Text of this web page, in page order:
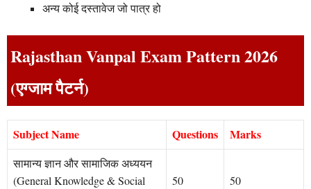
अन्य कोई दस्तावेज जो पात्र हो
Rajasthan Vanpal Exam Pattern 2026
(एग्जाम पैटर्न)
Subject Name Questions Marks
सामान्य ज्ञान और सामाजिक अध्ययन
(General Knowledge & Social
50 50